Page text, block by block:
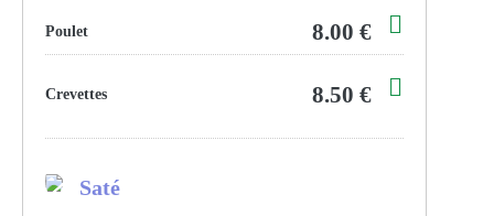
Poulet 8.00 €
Crevettes 8.50 €
Saté